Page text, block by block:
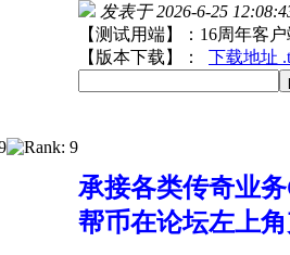
发表于 2026-6-25
【测试用端】：16周年客
【版本下载】：
下载地址
承接各类传奇业务
帮币在论坛左上